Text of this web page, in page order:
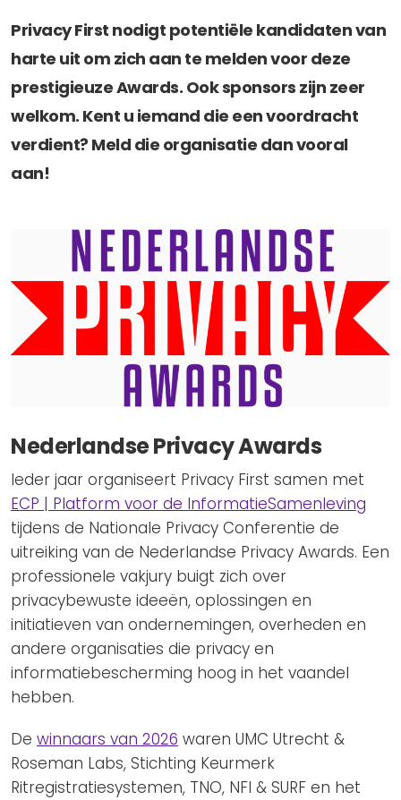
Privacy First nodigt potentiële kandidaten van
harte uit om zich aan te melden voor deze
prestigieuze Awards. Ook sponsors zijn zeer
welkom. Kent u iemand die een voordracht
verdient? Meld die organisatie dan vooral
aan!
Nederlandse Privacy Awards
Ieder jaar organiseert Privacy First samen met
ECP | Platform voor de InformatieSamenleving
tijdens de Nationale Privacy Conferentie de
uitreiking van de Nederlandse Privacy Awards. Een
professionele vakjury buigt zich over
privacybewuste ideeën, oplossingen en
initiatieven van ondernemingen, overheden en
andere organisaties die privacy en
informatiebescherming hoog in het vaandel
hebben.
De winnaars van 2026 waren UMC Utrecht &
Roseman Labs, Stichting Keurmerk
Ritregistratiesystemen, TNO, NFI & SURF en het